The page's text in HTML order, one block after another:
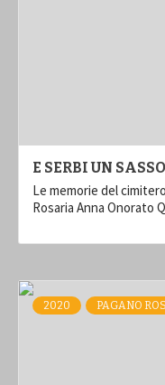
E SERBI UN
Le memorie del
Rosaria Anna Onorato
2020 PAGANO